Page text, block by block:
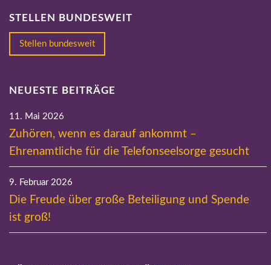
STELLEN BUNDESWEIT
Stellen bundesweit
NEUESTE BEITRÄGE
11. Mai 2026
Zuhören, wenn es darauf ankommt –
Ehrenamtliche für die Telefonseelsorge gesucht
9. Februar 2026
Die Freude über große Beteiligung und Spende
ist groß!